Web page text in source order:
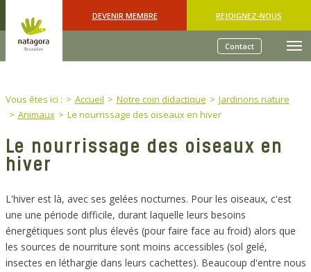
DEVENIR MEMBRE REJOIGNEZ-NOUS
Contact
You are here:
Vous êtes ici : Accueil Notre coin didactique
Jardinons nature
Animaux
Le nourrissage des oiseaux en hiver
Le nourrissage des oiseaux en
hiver
L'hiver est là, avec ses gelées nocturnes. Pour les oiseaux, c'est
une une période difficile, durant laquelle leurs besoins
énergétiques sont plus élevés (pour faire face au froid) alors que
les sources de nourriture sont moins accessibles (sol gelé,
insectes en léthargie dans leurs cachettes). Beaucoup d'entre nous